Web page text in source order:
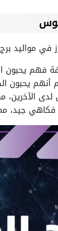
في مواليد
فهم يحبون
أنهم يحبون
الآخرين،
جيد،